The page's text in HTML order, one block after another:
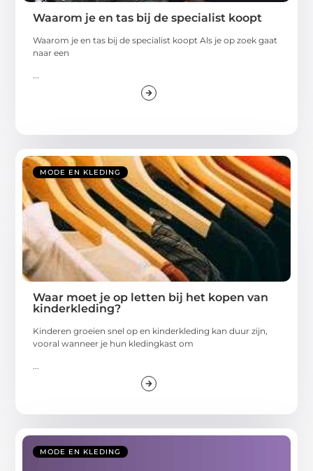
Waarom je en tas bij de specialist koopt
Waarom je en tas bij de specialist koopt Als je op zoek gaat
naar een
...
MODE EN KLEDING
Waar moet je op letten bij het kopen van
kinderkleding?
Kinderen groeien snel op en kinderkleding kan duur zijn,
vooral wanneer je hun kledingkast om
...
MODE EN KLEDING